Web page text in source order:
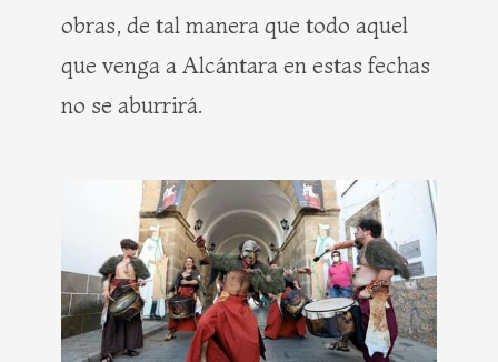
obras, de tal manera que todo aquel
que venga a Alcántara en estas fechas
no se aburrirá.